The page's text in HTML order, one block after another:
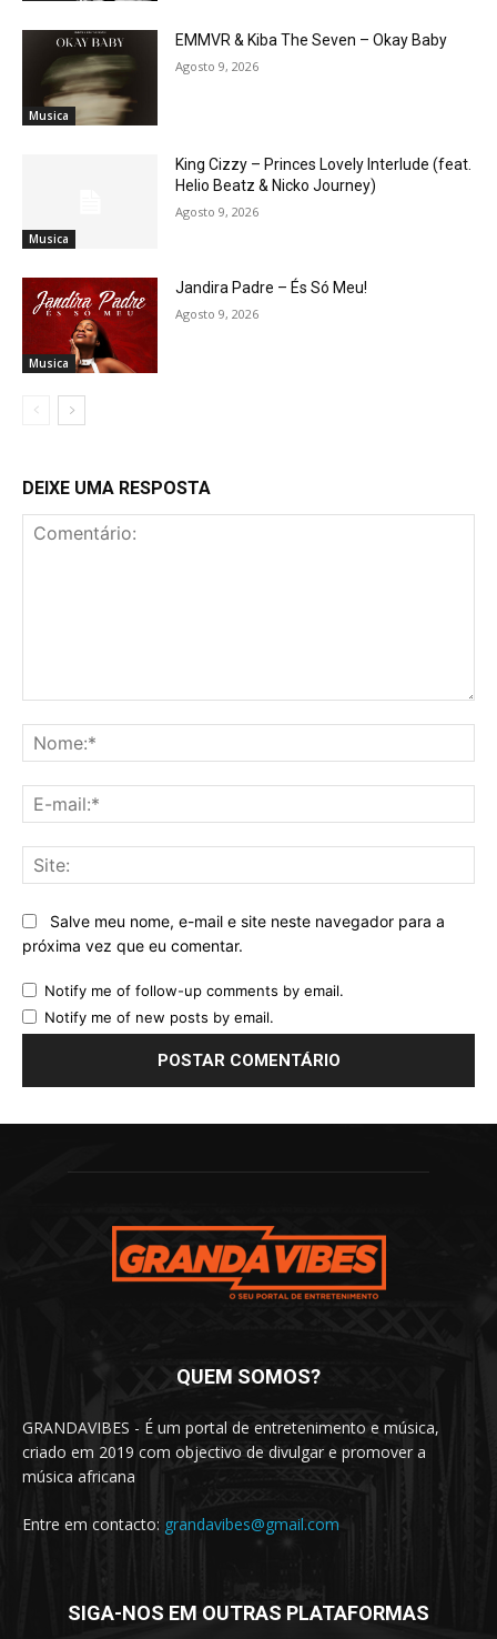
Musica
EMMVR & Kiba The Seven – Okay Baby
Agosto 9, 2026
Musica
King Cizzy – Princes Lovely Interlude (feat.
Helio Beatz & Nicko Journey)
Agosto 9, 2026
Musica
Jandira Padre – És Só Meu!
Agosto 9, 2026
DEIXE UMA RESPOSTA
Salve meu nome, e-mail e site neste navegador para a
próxima vez que eu comentar.
Notify me of follow-up comments by email.
Notify me of new posts by email.
QUEM SOMOS?
GRANDAVIBES - É um portal de entretenimento e música,
criado em 2019 com objectivo de divulgar e promover a
música africana
Entre em contacto: grandavibes@gmail.com
SIGA-NOS EM OUTRAS PLATAFORMAS